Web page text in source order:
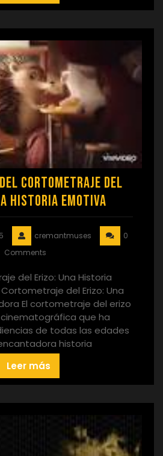
Cortometraje del
Historia Emotiva
cremantmuses
0
Comments
del Erizo: Una Historia
del Erizo: Una
El cortometraje del erizo
que ha
de todas las edades
historia
Leer más